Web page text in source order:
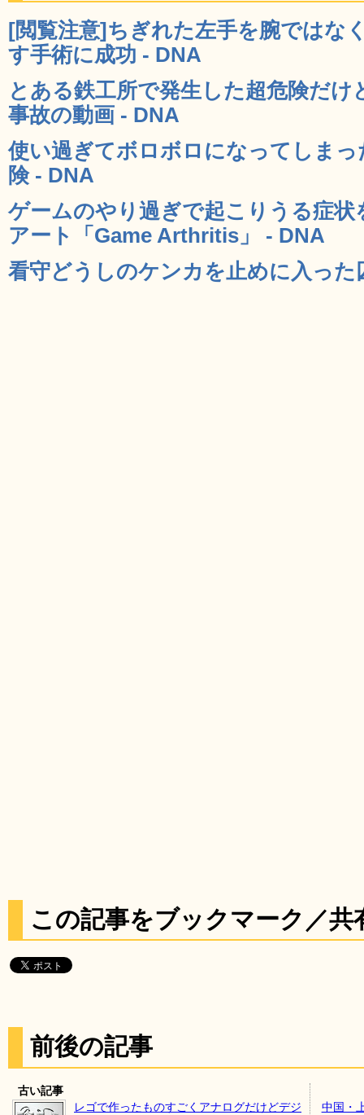
[閲覧注意]ちぎれた左手を腕ではな
す手術に成功 - DNA
とある鉄工所で発生した超危険だ
事故の動画 - DNA
使い過ぎてボロボロになってしま
険 - DNA
ゲームのやり過ぎで起こりうる症
アート「Game Arthritis」 - DNA
看守どうしのケンカを止めに入った
この記事をブックマーク／共
前後の記事
古い記事
レゴで作ったものすごくアナログだけどデジ
中国・